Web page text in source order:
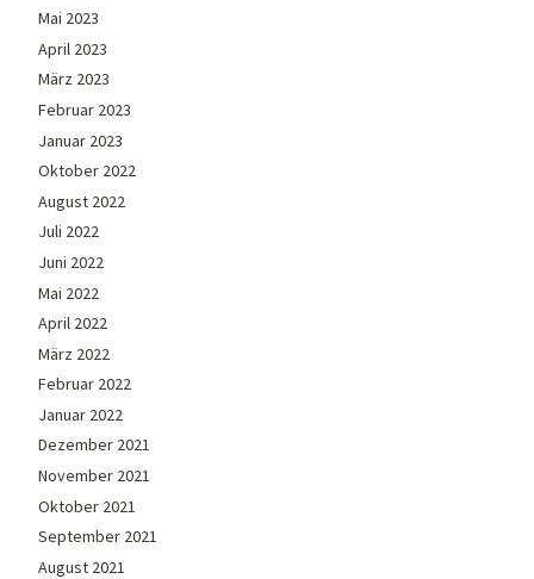
Mai 2023
April 2023
März 2023
Februar 2023
Januar 2023
Oktober 2022
August 2022
Juli 2022
Juni 2022
Mai 2022
April 2022
März 2022
Februar 2022
Januar 2022
Dezember 2021
November 2021
Oktober 2021
September 2021
August 2021